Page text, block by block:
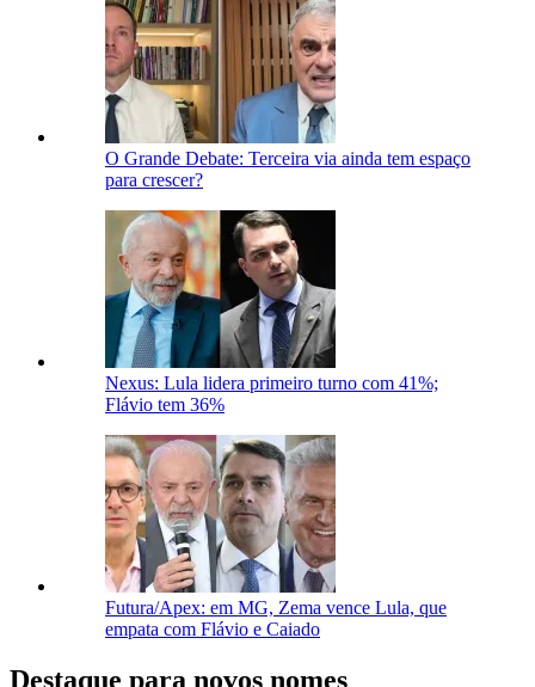
O Grande Debate: Terceira via ainda tem espaço
para crescer?
Nexus: Lula lidera primeiro turno com 41%;
Flávio tem 36%
Futura/Apex: em MG, Zema vence Lula, que
empata com Flávio e Caiado
Destaque para novos nomes